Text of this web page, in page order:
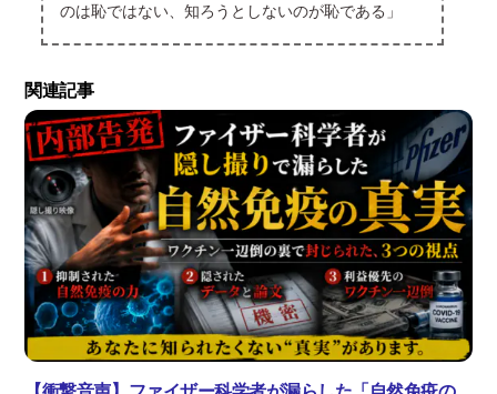
のは恥ではない、知ろうとしないのが恥である」
関連記事